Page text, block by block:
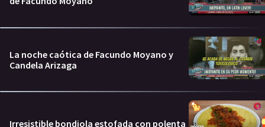
La noche caótica de Facundo Moyano y
Candela Arizaga
Irresistible bondiola estofada con polenta